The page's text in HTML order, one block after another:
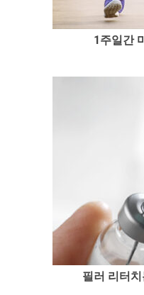
1주일간
필러 리터